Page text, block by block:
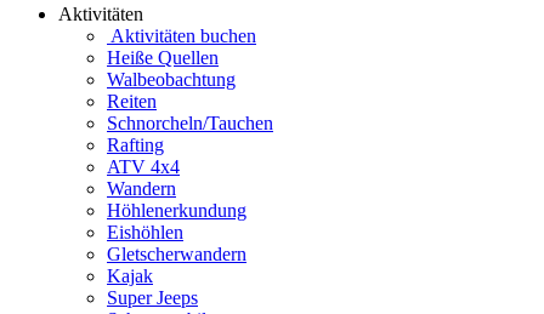
Aktivitäten
Aktivitäten buchen
Heiße Quellen
Walbeobachtung
Reiten
Schnorcheln/Tauchen
Rafting
ATV 4x4
Wandern
Höhlenerkundung
Eishöhlen
Gletscherwandern
Kajak
Super Jeeps